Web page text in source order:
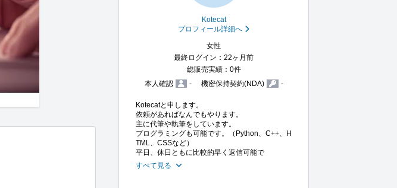
Kotecat
プロフィール詳細へ
女性
最終ログイン：22ヶ月前
総販売実績：0件
本人確認
- 機密保持契約(NDA) -
Kotecatと申します。
依頼があればなんでもやります。
主に代筆や執筆をしています。
プログラミングも可能です。（Python、C++、H
TML、CSSなど）
平日、休日ともに比較的早く返信可能で
すべて見る